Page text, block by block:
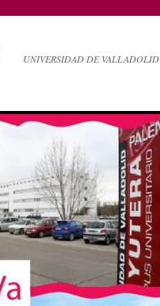
UNIVERSIDAD DE VALLADOLID